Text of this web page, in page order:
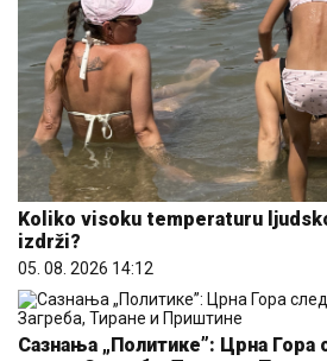
Koliko visoku temperaturu
izdrži?
05. 08. 2026 14:12
Сазнања „Политике”: Црна Гора